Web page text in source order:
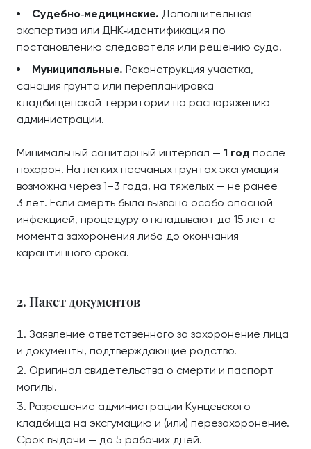
Судебно‑медицинские. Дополнительная
экспертиза или ДНК‑идентификация по
постановлению следователя или решению суда.
Муниципальные. Реконструкция участка,
санация грунта или перепланировка
кладбищенской территории по распоряжению
администрации.
Минимальный санитарный интервал — 1 год после
похорон. На лёгких песчаных грунтах эксгумация
возможна через 1–3 года, на тяжёлых — не ранее
3 лет. Если смерть была вызвана особо опасной
инфекцией, процедуру откладывают до 15 лет с
момента захоронения либо до окончания
карантинного срока.
2. Пакет документов
Заявление ответственного за захоронение лица
и документы, подтверждающие родство.
Оригинал свидетельства о смерти и паспорт
могилы.
Разрешение администрации Кунцевского
кладбища на эксгумацию и (или) перезахоронение.
Срок выдачи — до 5 рабочих дней.